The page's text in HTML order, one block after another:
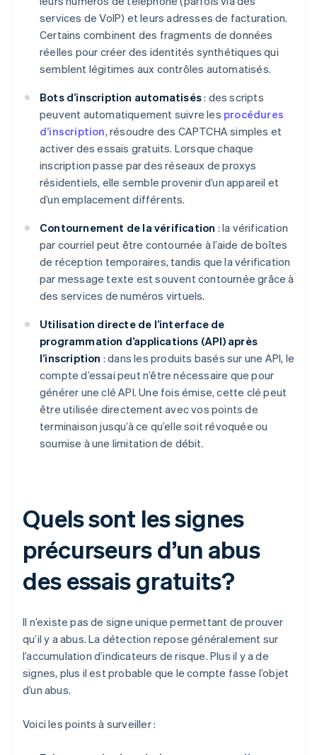
services de VoIP) et leurs adresses de facturation.
Certains combinent des fragments de données
réelles pour créer des identités synthétiques qui
semblent légitimes aux contrôles automatisés.
Bots d’inscription automatisés: des scripts
peuvent automatiquement suivre les procédures
d’inscription, résoudre des CAPTCHA simples et
activer des essais gratuits. Lorsque chaque
inscription passe par des réseaux de proxys
résidentiels, elle semble provenir d’un appareil et
d’un emplacement différents.
Contournement de la vérification : la vérification
par courriel peut être contournée à l’aide de boîtes
de réception temporaires, tandis que la vérification
par message texte est souvent contournée grâce à
des services de numéros virtuels.
Utilisation directe de l’interface de
programmation d’applications (API) après
l’inscription : dans les produits basés sur une API, le
compte d’essai peut n’être nécessaire que pour
générer une clé API. Une fois émise, cette clé peut
être utilisée directement avec vos points de
terminaison jusqu’à ce qu’elle soit révoquée ou
soumise à une limitation de débit.
Quels sont les signes
précurseurs d’un abus
des essais gratuits?
Il n’existe pas de signe unique permettant de prouver
qu’il y a abus. La détection repose généralement sur
l’accumulation d’indicateurs de risque. Plus il y a de
signes, plus il est probable que le compte fasse l’objet
d’un abus.
Voici les points à surveiller :